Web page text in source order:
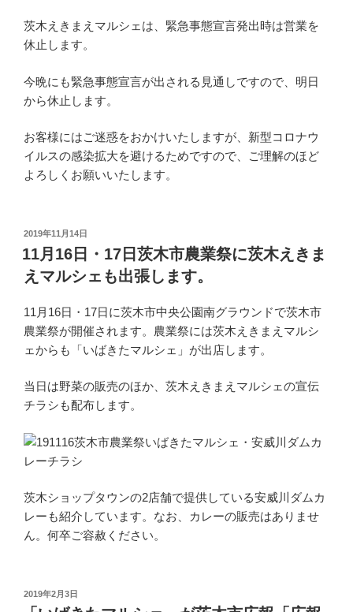
茨木えきまえマルシェは、緊急事態宣言発出時は営業を
休止します。
今晩にも緊急事態宣言が出される見通しですので、明日
から休止します。
お客様にはご迷惑をおかけいたしますが、新型コロナウ
イルスの感染拡大を避けるためですので、ご理解のほど
よろしくお願いいたします。
投
稿
日:
2019年11月14日
11月16日・17日茨木市農業祭に茨木えきま
えマルシェも出張します。
11月16日・17日に茨木市中央公園南グラウンドで茨木市
農業祭が開催されます。農業祭には茨木えきまえマルシ
ェからも「いばきたマルシェ」が出店します。
当日は野菜の販売のほか、茨木えきまえマルシェの宣伝
チラシも配布します。
茨木ショップタウンの2店舗で提供している安威川ダムカ
レーも紹介しています。なお、カレーの販売はありませ
ん。何卒ご容赦ください。
投
2019年2月3日